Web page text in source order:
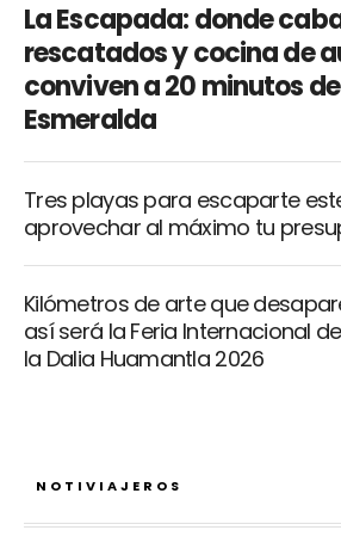
La Escapada: donde
rescatados y cocina de
conviven a 20 minutos
Esmeralda
Tres playas para escaparte
aprovechar al máximo tu
Kilómetros de arte que
así será la Feria Internacional
la Dalia Huamantla 2026
NOTIVIAJEROS